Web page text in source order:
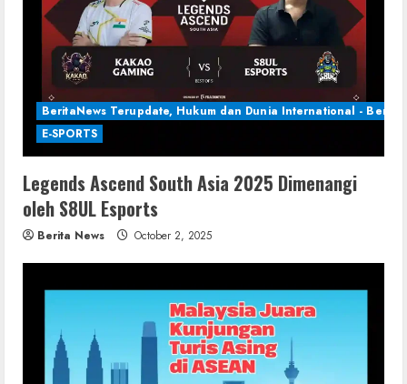
BeritaNews Terupdate, Hukum dan Dunia International - Berita
E-SPORTS
Legends Ascend South Asia 2025 Dimenangi
oleh S8UL Esports
Berita News October 2, 2025